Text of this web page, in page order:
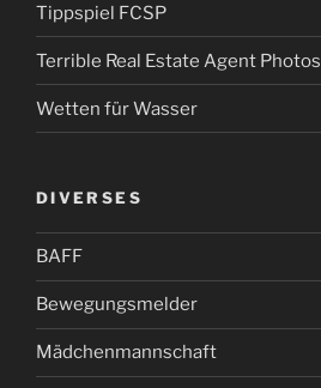
Tippspiel FCSP
Terrible Real Estate Agent Photos
Wetten für Wasser
DIVERSES
BAFF
Bewegungsmelder
Mädchenmannschaft